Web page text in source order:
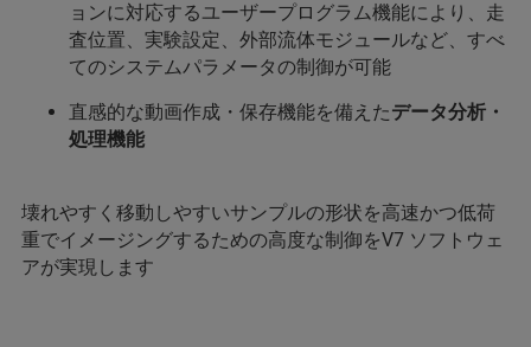
ョンに対応するユーザープログラム機能により、走
査位置、実験設定、外部流体モジュールなど、すべ
てのシステムパラメータの制御が可能
直感的な動画作成・保存機能を備えたデータ分析・
処理機能
壊れやすく移動しやすいサンプルの形状を高速かつ低荷
重でイメージングするための高度な制御をV7 ソフトウェ
アが実現します